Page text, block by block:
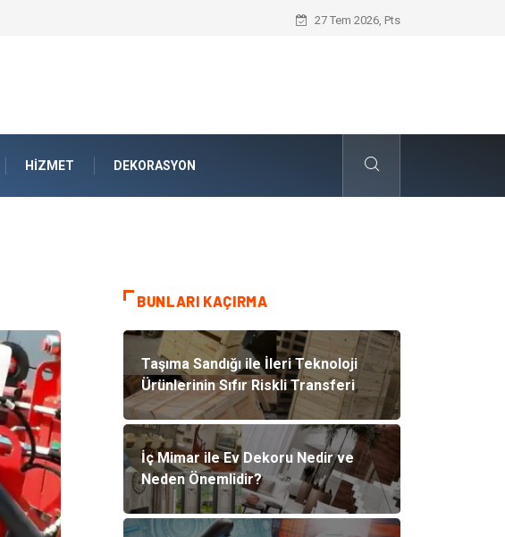
Karbon Siyahı ve Modern Endüstrideki
27 Tem 2026, Pts
HIZMET DEKORASYON
BUNLARI KAÇIRMA
Taşıma Sandığı ile İleri Teknoloji
Ürünlerinin Sıfır Riskli Transferi
İç Mimar ile Ev Dekoru Nedir ve
Neden Önemlidir?